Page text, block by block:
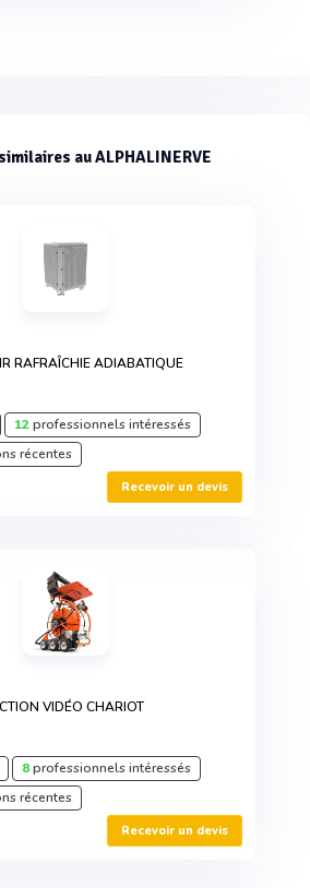
au ALPHALINERVE
RAFRAÎCHIE ADIABATIQUE
12professionnels intéressés
récentes
Recevoir un devis
VIDÉO CHARIOT
8professionnels intéressés
récentes
Recevoir un devis